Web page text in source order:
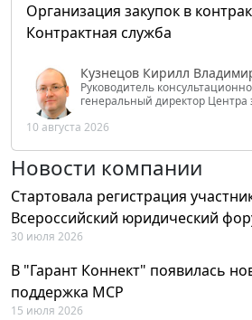
Организация закупок в
Контрактная служба
Кузнецов Кирилл
Руководитель
генеральный директор Центра
РФ
10 августа 2026
Новости компании
Стартовала регистрация
Всероссийский юридический
30 июля 2026
В "Гарант Коннект" появилась
поддержка MCP
15 июля 2026